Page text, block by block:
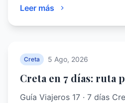
Leer más
Creta 5 Ago, 2026
Creta en 7 días: ruta
Guía Viajeros 17 · 7 días